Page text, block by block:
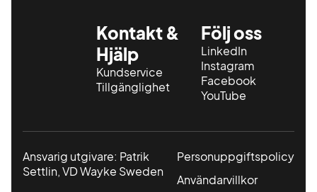
Kontakt &
Hjälp
Kundservice
Tillgänglighet
Följ oss
LinkedIn
Instagram
Facebook
YouTube
Ansvarig utgivare: Patrik
Settlin, VD Wayke Sweden
Personuppgiftspolicy
Användarvillkor